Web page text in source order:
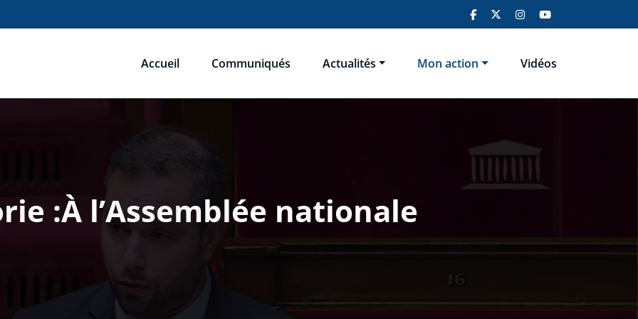
Sébastien Humbert
Accueil Communiqués Actualités Mon action Vidéos
:À l’Assemblée nationale